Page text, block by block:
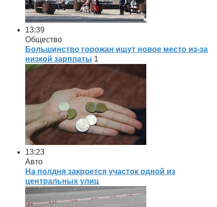
13:39
Общество
Большинство горожан ищут новое место из-за
низкой зарплаты 1
13:23
Авто
На полдня закроется участок одной из
центральных улиц